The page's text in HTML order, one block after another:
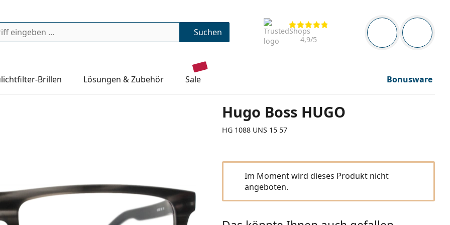
Navigationsleiste
Sie sind
Der
Bewertung
4,9/5
Suchen
Brillen Lösungen & Zubehör sale Bonusware
Hugo Boss HUGO
HG 1088 UNS 15 57
Im Moment wird dieses Produkt nicht
angeboten.